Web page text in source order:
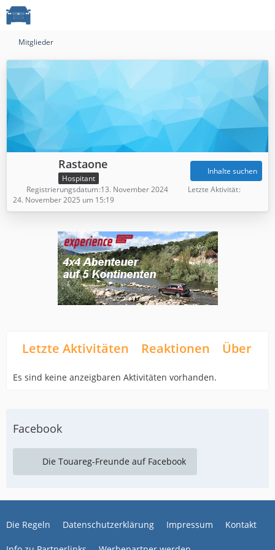
Mitglieder
Rastaone
Hospitant
Inhalte suchen
Registrierungsdatum 13. November 2024
Letzte Aktivität
24. November 2025 um 15:19
Letzte Aktivitäten Reaktionen Über
Es sind keine anzeigbaren Aktivitäten vorhanden.
Facebook
Die Touareg-Freunde auf Facebook
Die Regeln Datenschutzerklärung Impressum Kontakt